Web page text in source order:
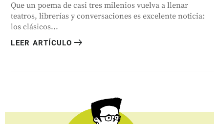
Que un poema de casi tres milenios vuelva a llenar
teatros, librerías y conversaciones es excelente noticia:
los clásicos...
LEER ARTÍCULO arrow_right_alt